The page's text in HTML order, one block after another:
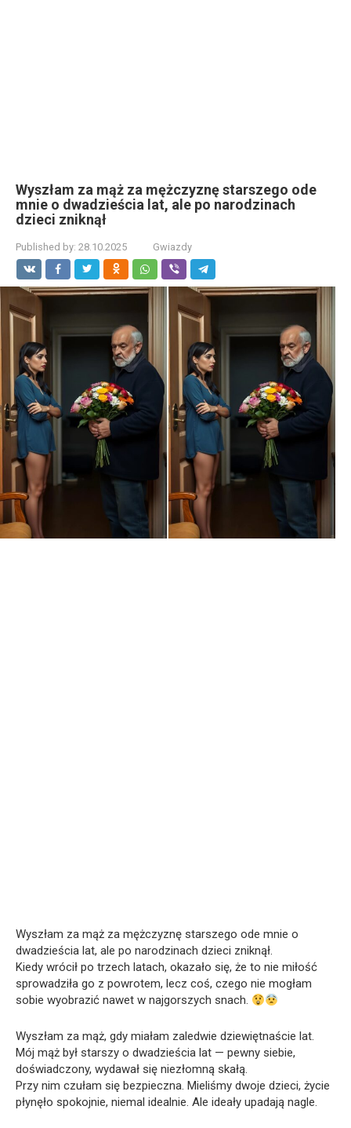
Wyszłam za mąż za mężczyznę starszego ode
mnie o dwadzieścia lat, ale po narodzinach
dzieci zniknął
Published by: 28.10.2025 Gwiazdy
Wyszłam za mąż za mężczyznę starszego ode mnie o
dwadzieścia lat, ale po narodzinach dzieci zniknął.
Kiedy wrócił po trzech latach, okazało się, że to nie miłość
sprowadziła go z powrotem, lecz coś, czego nie mogłam
sobie wyobrazić nawet w najgorszych snach.
Wyszłam za mąż, gdy miałam zaledwie dziewiętnaście lat.
Mój mąż był starszy o dwadzieścia lat — pewny siebie,
doświadczony, wydawał się niezłomną skałą.
Przy nim czułam się bezpieczna. Mieliśmy dwoje dzieci, życie
płynęło spokojnie, niemal idealnie. Ale ideały upadają nagle.